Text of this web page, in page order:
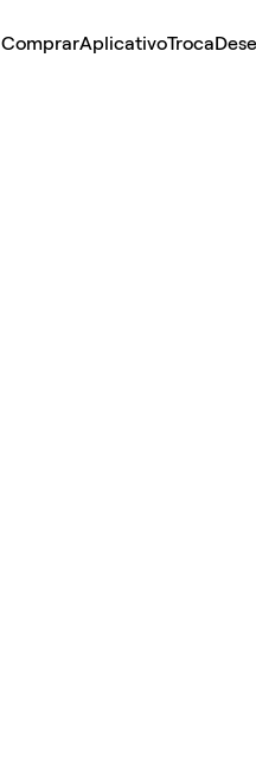
ComprarAplicativoTroca